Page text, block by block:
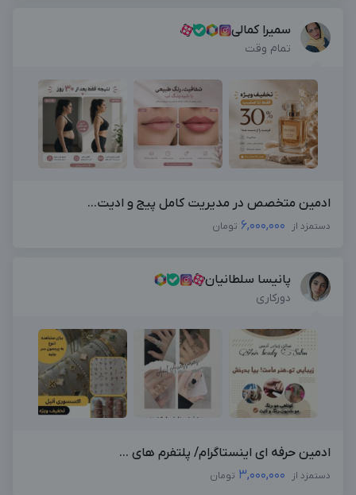
سمیرا کمالی
تمام وقت
ادمین متخصص در مدیریت کامل پیج و ادیت...
دستمزد از 6,000,000 تومان
پانیسا سلطانیان
دورکاری
ادمین حرفه ای اینستاگرام/ پلتفرم های ...
دستمزد از 3,000,000 تومان